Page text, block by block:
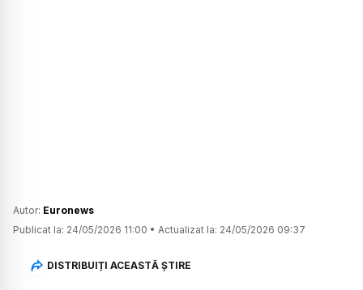
Autor: Euronews
Publicat la: 24/05/2026 11:00 • Actualizat la: 24/05/2026 09:37
DISTRIBUIȚI ACEASTĂ ȘTIRE